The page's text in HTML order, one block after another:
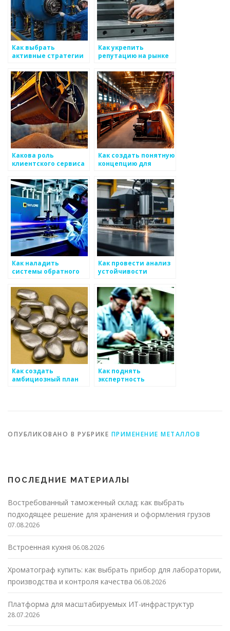
Как выбрать
активные стратегии
продукции на рынке
металоизделий
Как укрепить
репутацию на рынке
изделий и
металоизделий
Какова роль
клиентского сервиса
продвижении
металоизделий
Как создать понятную
концепцию для
сторон на рынке
металоизделий
Как наладить
системы обратного
повышения уровня
продаж на рынке
металоизделий
Как провести анализ
устойчивости
металоизделий
Как создать
амбициозный план
Как поднять
экспертность
ОПУБЛИКОВАНО В РУБРИКЕ ПРИМЕНЕНИЕ МЕТАЛЛОВ
ПОСЛЕДНИЕ МАТЕРИАЛЫ
Востребованный таможенный склад: как выбрать
подходящее решение для хранения и оформления грузов
07.08.2026
Встроенная кухня 06.08.2026
Хроматограф купить: как выбрать прибор для лаборатории,
производства и контроля качества 06.08.2026
Платформа для масштабируемых ИТ-инфраструктур
28.07.2026